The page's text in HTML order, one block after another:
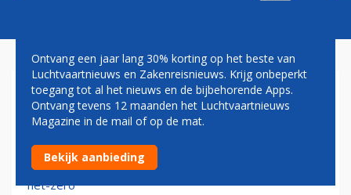
ROLLS ROYCE
Easyjet, Airbus en Rolls-Royce zetten zwaar in op
waterstofmotoren: prijsvechter lanceert 'roadmap to
net-zero'
Ontvang een jaar lang 30% korting op het beste van
Luchtvaartnieuws en Zakenreisnieuws. Krijg onbeperkt
toegang tot al het nieuws en de bijbehorende Apps.
Ontvang tevens 12 maanden het Luchtvaartnieuws
Magazine in de mail of op de mat.
Bekijk aanbieding